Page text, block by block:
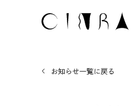
お知らせ一覧に戻る